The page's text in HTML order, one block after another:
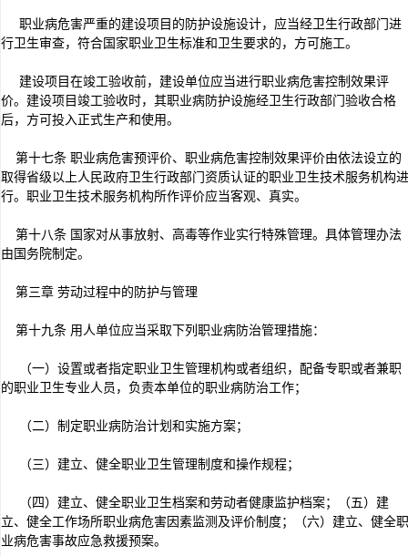
职业病危害严重的建设项目的防护设施设计，应当经卫生行政部门进
行卫生审查，符合国家职业卫生标准和卫生要求的，方可施工。
建设项目在竣工验收前，建设单位应当进行职业病危害控制效果评
价。建设项目竣工验收时，其职业病防护设施经卫生行政部门验收合格
后，方可投入正式生产和使用。
第十七条 职业病危害预评价、职业病危害控制效果评价由依法设立的
取得省级以上人民政府卫生行政部门资质认证的职业卫生技术服务机构进
行。职业卫生技术服务机构所作评价应当客观、真实。
第十八条 国家对从事放射、高毒等作业实行特殊管理。具体管理办法
由国务院制定。
第三章 劳动过程中的防护与管理
第十九条 用人单位应当采取下列职业病防治管理措施：
（一）设置或者指定职业卫生管理机构或者组织，配备专职或者兼职
的职业卫生专业人员，负责本单位的职业病防治工作；
（二）制定职业病防治计划和实施方案；
（三）建立、健全职业卫生管理制度和操作规程；
（四）建立、健全职业卫生档案和劳动者健康监护档案；（五）建
立、健全工作场所职业病危害因素监测及评价制度；（六）建立、健全职
业病危害事故应急救援预案。